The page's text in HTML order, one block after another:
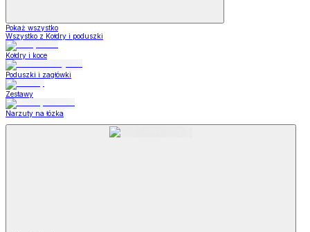
Pokaż wszystko
Wszystko z Kołdry i poduszki
Kołdry i koce
Poduszki i zagłówki
Zestawy
Narzuty na łózka